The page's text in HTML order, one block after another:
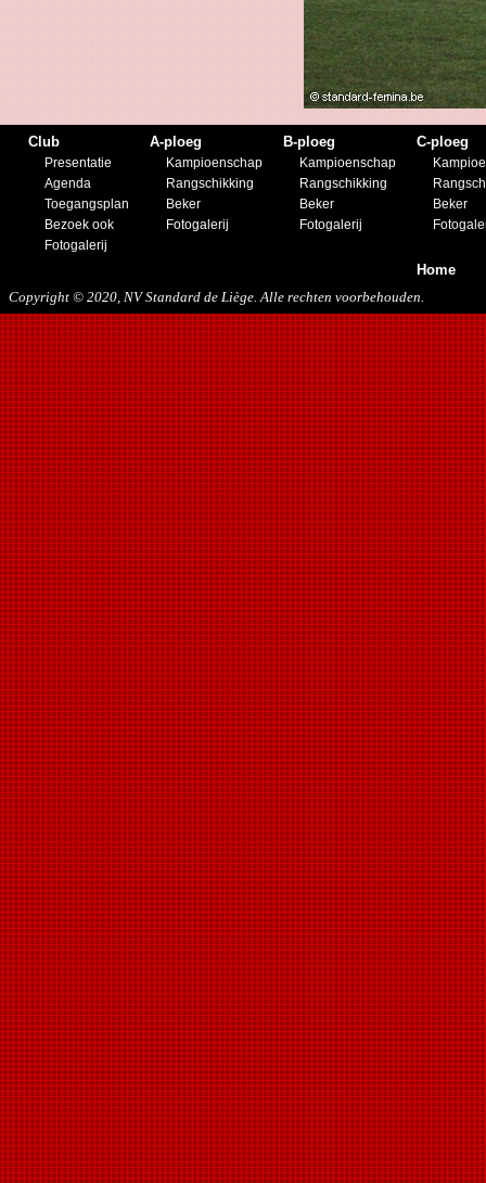
Club
Presentatie
Agenda
Toegangsplan
Bezoek ook
Fotogalerij
A-ploeg
Kampioenschap
Rangschikking
Beker
Fotogalerij
B-ploeg
Kampioenschap
Rangschikking
Beker
Fotogalerij
C-ploeg
Beker
Home
Copyright © 2020, NV Standard de Liège. Alle rechten voorbehouden.